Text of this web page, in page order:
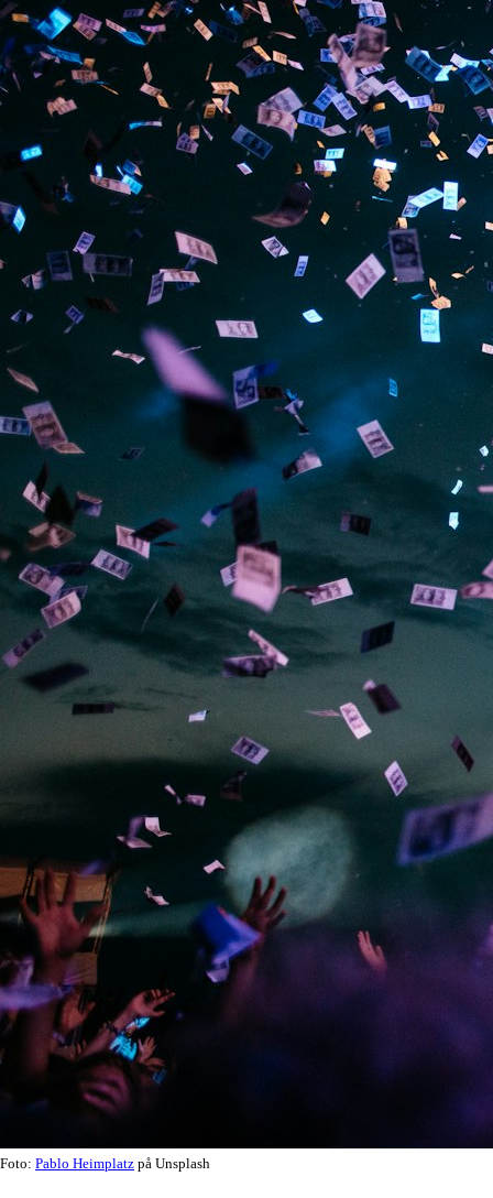
Foto: Pablo Heimplatz på Unsplash